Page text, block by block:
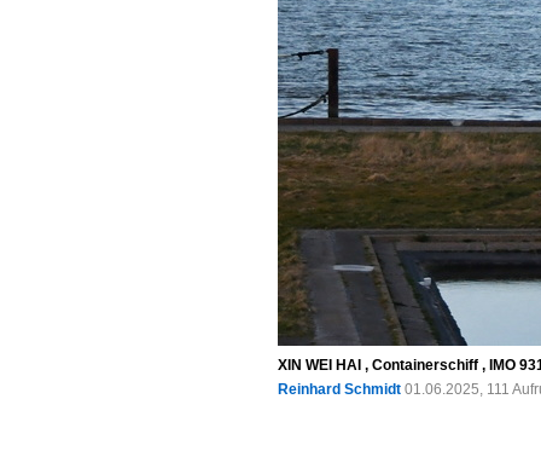
XIN WEI HAI , Containerschiff , IMO
Reinhard Schmidt 01.06.2025, 111